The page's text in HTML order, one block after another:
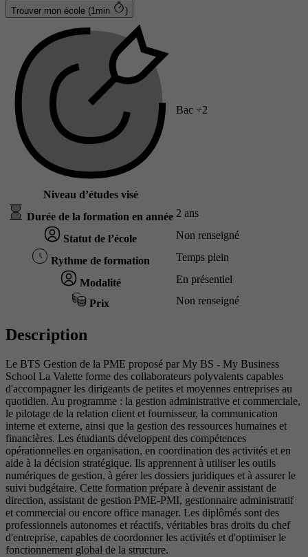
Trouver mon école (1min )
Niveau d’études visé
Bac +2
Durée de la formation en année 2 ans
Statut de l’école Non renseigné
Rythme de formation Temps plein
Modalité En présentiel
Prix Non renseigné
Description
Le BTS Gestion de la PME proposé par My BS - My Business
School La Valette forme des collaborateurs polyvalents capables
d'accompagner les dirigeants de petites et moyennes entreprises au
quotidien. Au programme : la gestion administrative et commerciale,
le pilotage de la relation client et fournisseur, la communication
interne et externe, ainsi que la gestion des ressources humaines et
financières. Les étudiants développent des compétences
opérationnelles en organisation, en coordination des activités et en
aide à la décision stratégique. Ils apprennent à utiliser les outils
numériques de gestion, à gérer les dossiers juridiques et à assurer le
suivi budgétaire. Cette formation prépare à devenir assistant de
direction, assistant de gestion PME-PMI, gestionnaire administratif
et commercial ou encore office manager. Les diplômés sont des
professionnels autonomes et réactifs, véritables bras droits du chef
d'entreprise, capables de coordonner les activités et d'optimiser le
fonctionnement global de la structure.